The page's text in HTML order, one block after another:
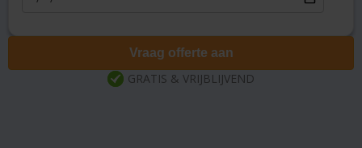
Vraag offerte aan
GRATIS & VRIJBLIJVEND